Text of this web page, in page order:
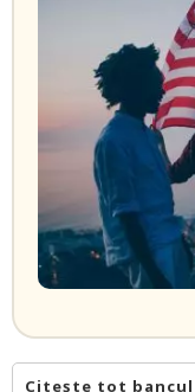
Citește tot bancul